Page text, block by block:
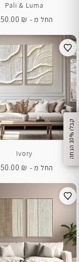
ק
ב
ל
ו
1
0
%
ה
נ
ח
ה
Pali & Luma
החל מ - ₪
Ivory
החל מ - ₪